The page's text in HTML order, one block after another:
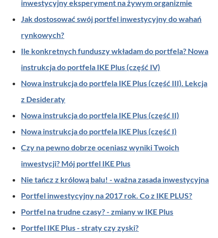
inwestycyjny eksperyment na żywym organizmie
Jak dostosować swój portfel inwestycyjny do wahań
rynkowych?
Ile konkretnych funduszy wkładam do portfela? Nowa
instrukcja do portfela IKE Plus (część IV)
Nowa instrukcja do portfela IKE Plus (część III). Lekcja
z Desideraty
Nowa instrukcja do portfela IKE Plus (część II)
Nowa instrukcja do portfela IKE Plus (część I)
Czy na pewno dobrze oceniasz wyniki Twoich
inwestycji? Mój portfel IKE Plus
Nie tańcz z królową balu! - ważna zasada inwestycyjna
Portfel inwestycyjny na 2017 rok. Co z IKE PLUS?
Portfel na trudne czasy? - zmiany w IKE Plus
Portfel IKE Plus - straty czy zyski?